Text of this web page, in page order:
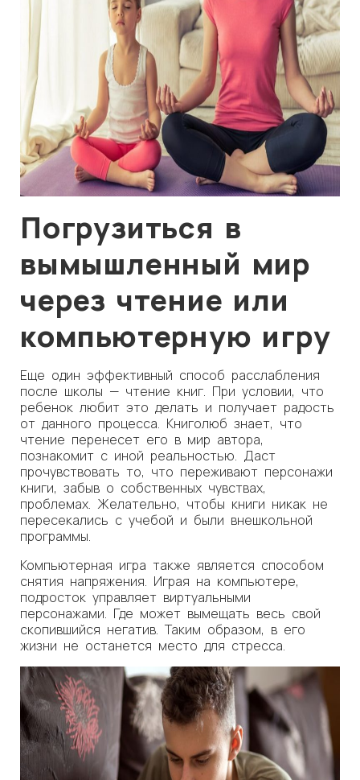
Погрузиться в
вымышленный мир
через чтение или
компьютерную игру
Еще один эффективный способ расслабления
после школы — чтение книг. При условии, что
ребенок любит это делать и получает радость
от данного процесса. Книголюб знает, что
чтение перенесет его в мир автора,
познакомит с иной реальностью. Даст
прочувствовать то, что переживают персонажи
книги, забыв о собственных чувствах,
проблемах. Желательно, чтобы книги никак не
пересекались с учебой и были внешкольной
программы.
Компьютерная игра также является способом
снятия напряжения. Играя на компьютере,
подросток управляет виртуальными
персонажами. Где может вымещать весь свой
скопившийся негатив. Таким образом, в его
жизни не останется место для стресса.